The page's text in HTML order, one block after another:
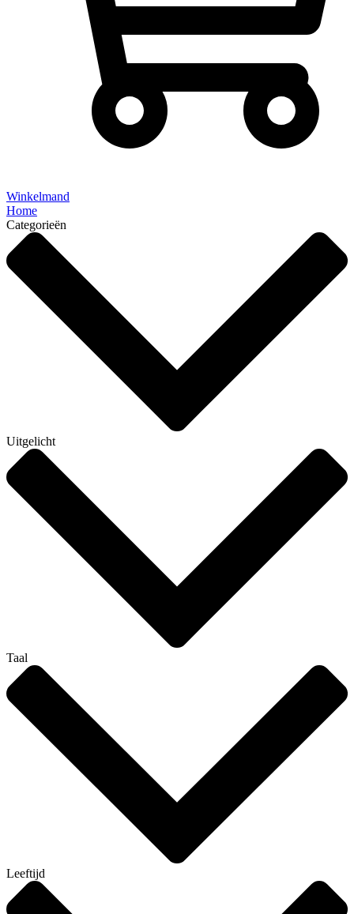
Winkelmand
Home
Categorieën
Uitgelicht
Taal
Leeftijd